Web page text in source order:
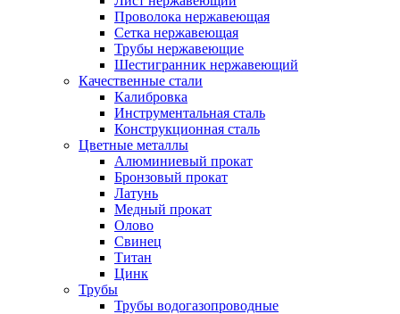
Проволока нержавеющая
Сетка нержавеющая
Трубы нержавеющие
Шестигранник нержавеющий
Качественные стали
Калибровка
Инструментальная сталь
Конструкционная сталь
Цветные металлы
Алюминиевый прокат
Бронзовый прокат
Латунь
Медный прокат
Олово
Свинец
Титан
Цинк
Трубы
Трубы водогазопроводные